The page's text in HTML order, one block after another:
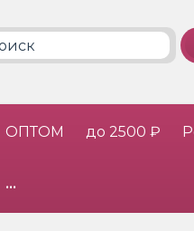
ОПТОМ до 2500 ₽
•••